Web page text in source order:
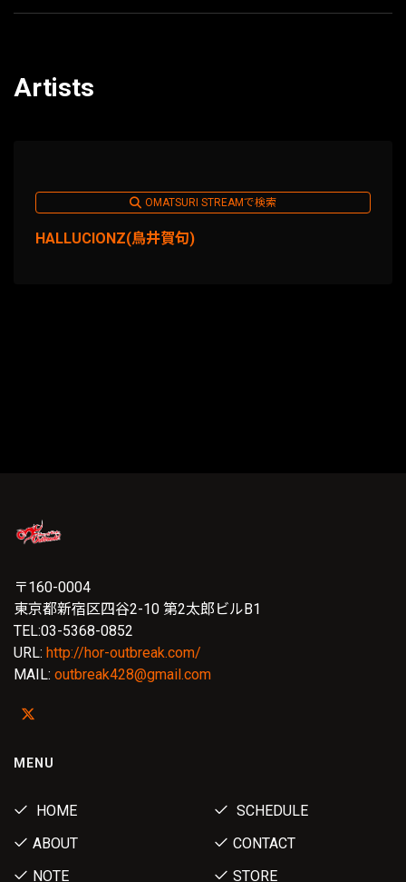
Artists
OMATSURI STREAMで検索
HALLUCIONZ(鳥井賀句)
〒160-0004
東京都新宿区四谷2-10 第2太郎ビルB1
TEL:03-5368-0852
URL: http://hor-outbreak.com/
MAIL: outbreak428@gmail.com
MENU
HOME
SCHEDULE
ABOUT
CONTACT
NOTE
STORE